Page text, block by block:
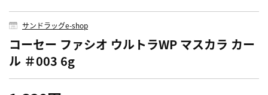
サンドラッグe-shop
コーセー ファシオ ウルトラWP マスカラ カー
ル ＃003 6g